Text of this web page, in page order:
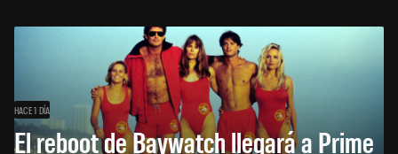
HACE 1 DÍA
El reboot de Baywatch llegará a Prime